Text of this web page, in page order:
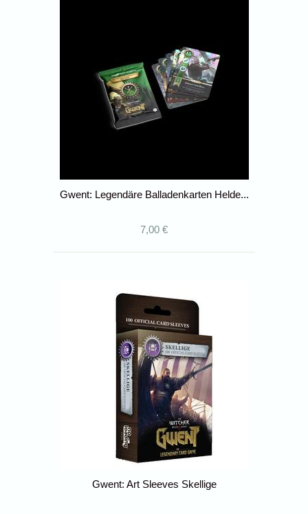
Gwent: Legendäre Balladenkarten Helde...
7,00 €
Gwent: Art Sleeves Skellige